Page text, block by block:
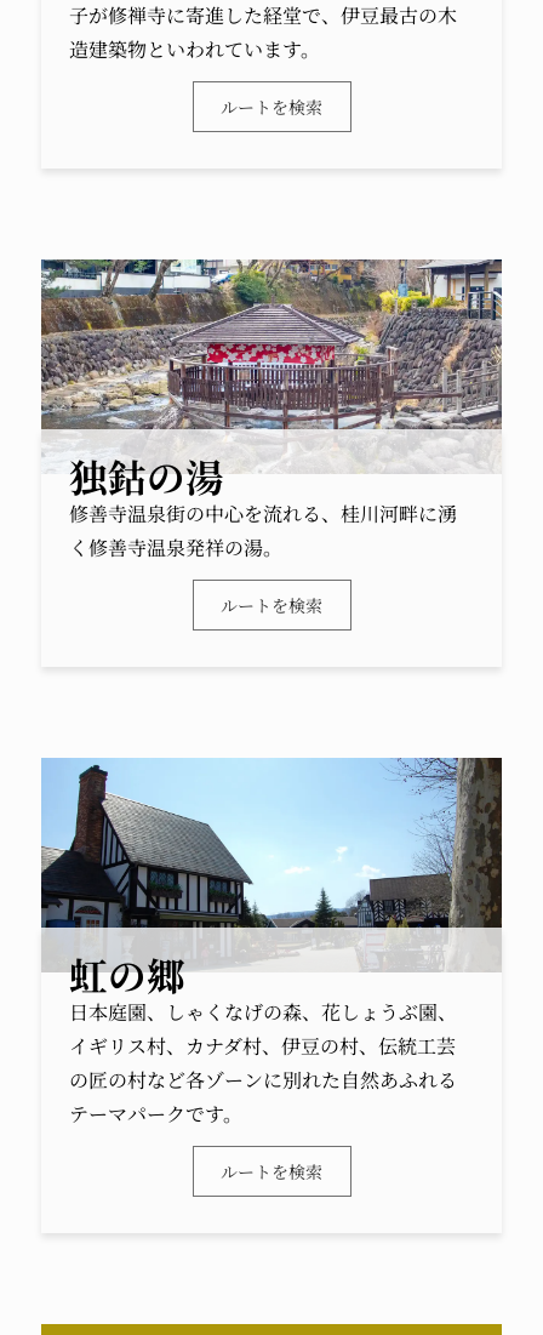
子が修禅寺に寄進した経堂で、伊豆最古の木
造建築物といわれています。
ルートを検索
独鈷の湯
修善寺温泉街の中心を流れる、桂川河畔に湧
く修善寺温泉発祥の湯。
ルートを検索
虹の郷
日本庭園、しゃくなげの森、花しょうぶ園、
イギリス村、カナダ村、伊豆の村、伝統工芸
の匠の村など各ゾーンに別れた自然あふれる
テーマパークです。
ルートを検索